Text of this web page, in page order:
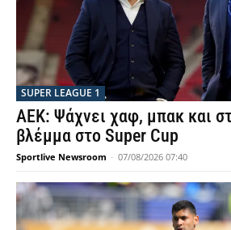
SUPER LEAGUE 1
ΑΕΚ: Ψάχνει χαφ, μπακ και
βλέμμα στο Super Cup
Sportlive Newsroom - 07/08/2026 07:40